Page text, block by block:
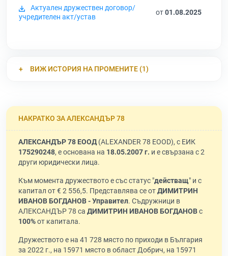
Актуален дружествен договор/
учредителен акт/устав
от01.08.2025
ВИЖ ИСТОРИЯ НА ПРОМЕНИТЕ (1)
НАКРАТКО ЗА АЛЕКСАНДЪР 78
АЛЕКСАНДЪР 78 ЕООД(ALEXANDER 78 EOOD), с ЕИК
175290248, е основана на 18.05.2007 г. и е свързана с 2
други юридически лица.
Към момента дружеството е със статус "действащ" и с
капитал от € 2 556,5. Представлява се отДИМИТРИН
ИВАНОВ БОГДАНОВ - Управител. Съдружници в
АЛЕКСАНДЪР 78 са ДИМИТРИН ИВАНОВ БОГДАНОВс
100%от капитала.
Дружеството е на 41 728 място по приходи в България
за 2022 г., на 15971 място в област Добрич, на 15971